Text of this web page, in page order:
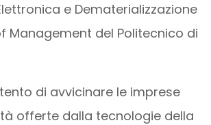
e Dematerializzazione
Management del Politecnico di
di avvicinare le imprese
offerte dalla tecnologie della